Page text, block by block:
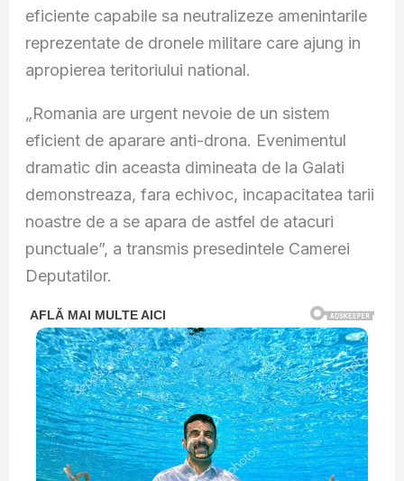
eficiente capabile sa neutralizeze amenintarile
reprezentate de dronele militare care ajung in
apropierea teritoriului national.
„Romania are urgent nevoie de un sistem
eficient de aparare anti-drona. Evenimentul
dramatic din aceasta dimineata de la Galati
demonstreaza, fara echivoc, incapacitatea tarii
noastre de a se apara de astfel de atacuri
punctuale”, a transmis presedintele Camerei
Deputatilor.